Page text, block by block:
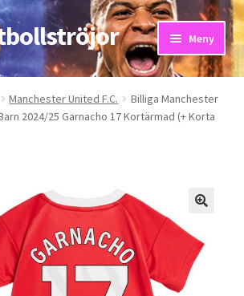
Meny
Manchester United F.C.
Billiga Manchester
2024/25 Garnacho 17 Kortärmad (+ Korta